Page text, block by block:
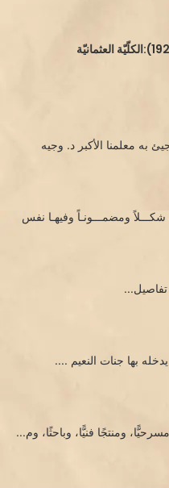
به معلمنا الأكبر د. وجيه
شكـــلاً ومضمـــونـاً وفيهـا نفس
بها جنات النعيم ....
ومنتجًا فنيًّا، وباحثًا، وم...